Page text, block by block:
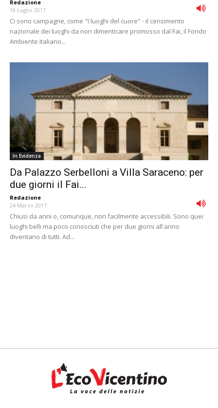
Redazione -
18 Luglio 2017
Ci sono campagne, come "I luoghi del cuore" - il censimento
nazionale dei luoghi da non dimenticare promosso dal Fai, il Fondo
Ambiente Italiano...
In Evidenza
Da Palazzo Serbelloni a Villa Saraceno: per
due giorni il Fai...
Redazione -
24 Marzo 2017
Chiusi da anni o, comunque, non facilmente accessibili. Sono quei
luoghi belli ma poco conosciuti che per due giorni all'anno
diventano di tutti. Ad...